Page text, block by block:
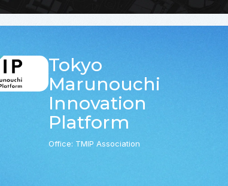
Tokyo
Marunouchi
Innovation
Platform
Office: TMIP Association